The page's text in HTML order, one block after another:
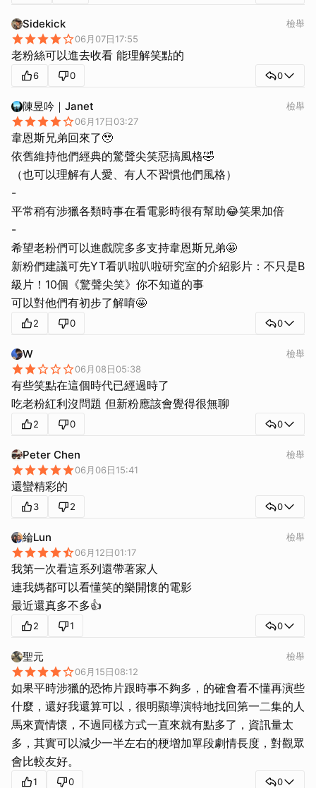
Sidekick
06月07日17:55
檢舉
老粉絲可以進去收看 能理解笑點的
6 0 0
陳昱吟｜Janet
06月17日03:27
檢舉
韋恩斯兄弟回來了🥹
依舊維持他們經典的驚聲尖笑惡搞風格🤣
（也可以理解有人愛、有人不習慣他們風格）
-
平常稍有涉獵各類時事在看電影時很有幫助😂笑果加倍
-
希望老粉們可以進戲院多多支持韋恩斯兄弟🤩
新粉們建議可先YT看叭啦叭啦研究室的介紹影片：不只是B
級片！10個《驚聲尖笑》你不知道的事
可以對他們有初步了解唷🤩
2 0 0
W
06月08日05:38
檢舉
有些笑點在這個時代已經過時了
2 0 0
Peter Chen
06月06日15:41
檢舉
還蠻精彩的
3 2 0
綸Lun
06月12日01:17
檢舉
我第一次看這系列還帶著家人
連我媽都可以看懂笑的樂開懷的電影
最近還真多不多👍
2 1 0
聖元
06月15日08:12
檢舉
如果平時涉獵的恐怖片跟時事不夠多，的確會看不懂再演些
什麼，還好我還算可以，很明顯導演特地找回第一二集的人
馬來賣情懷，不過同樣方式一直來就有點多了，資訊量太
多，其實可以減少一半左右的梗增加單段劇情長度，對觀眾
會比較友好。
1 0 0
取消